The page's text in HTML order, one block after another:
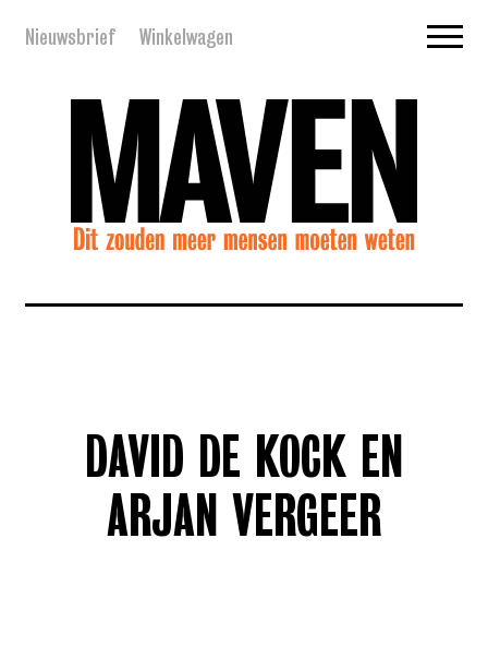
Nieuwsbrief Winkelwagen
DAVID DE KOCK EN
ARJAN VERGEER